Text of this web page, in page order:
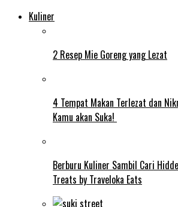
Kuliner
2 Resep Mie Goreng yang Lezat
4 Tempat Makan Terlezat dan
Kamu akan Suka!
Berburu Kuliner Sambil Cari
Treats by Traveloka Eats